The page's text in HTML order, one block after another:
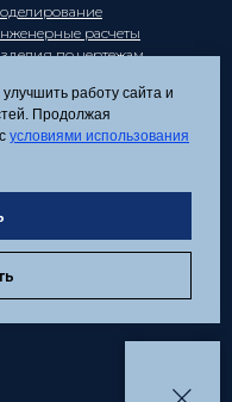
расчеты
по чертежам
на обработку
данных
об
работу сайта и
Продолжая
условиями использования